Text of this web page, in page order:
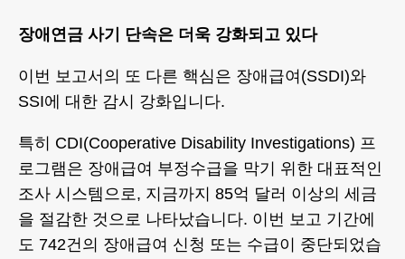
장애연금 사기 단속은 더욱 강화되고 있다
이번 보고서의 또 다른 핵심은 장애급여(SSDI)와
SSI에 대한 감시 강화입니다.
특히 CDI(Cooperative Disability Investigations) 프
로그램은 장애급여 부정수급을 막기 위한 대표적인
조사 시스템으로, 지금까지 85억 달러 이상의 세금
을 절감한 것으로 나타났습니다. 이번 보고 기간에
도 742건의 장애급여 신청 또는 수급이 중단되었습